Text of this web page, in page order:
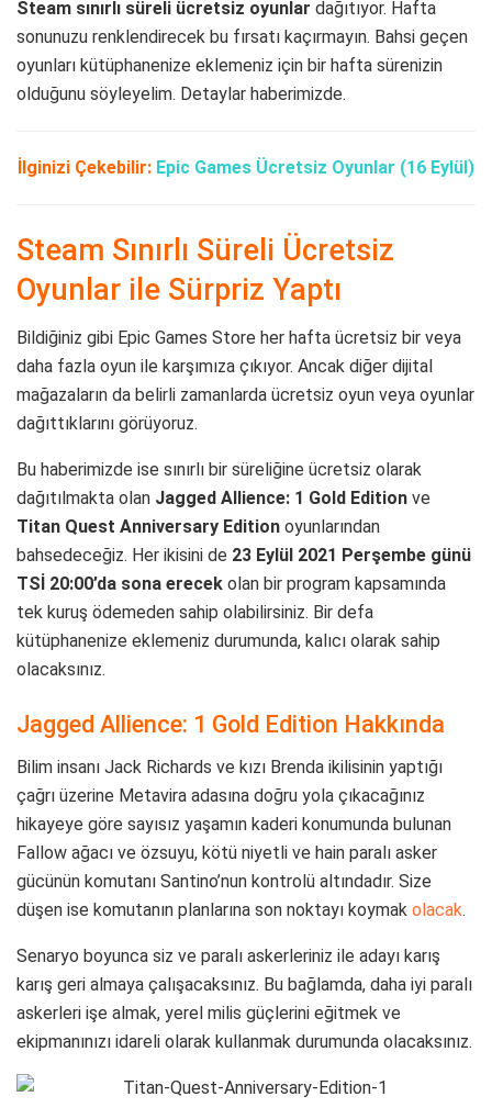
Steam sınırlı süreli ücretsiz oyunlar dağıtıyor. Hafta
sonunuzu renklendirecek bu fırsatı kaçırmayın. Bahsi geçen
oyunları kütüphanenize eklemeniz için bir hafta sürenizin
olduğunu söyleyelim. Detaylar haberimizde.
İlginizi Çekebilir: Epic Games Ücretsiz Oyunlar (16 Eylül)
Steam Sınırlı Süreli Ücretsiz
Oyunlar ile Sürpriz Yaptı
Bildiğiniz gibi Epic Games Store her hafta ücretsiz bir veya
daha fazla oyun ile karşımıza çıkıyor. Ancak diğer dijital
mağazaların da belirli zamanlarda ücretsiz oyun veya oyunlar
dağıttıklarını görüyoruz.
Bu haberimizde ise sınırlı bir süreliğine ücretsiz olarak
dağıtılmakta olan Jagged Allience: 1 Gold Edition ve
Titan Quest Anniversary Edition oyunlarından
bahsedeceğiz. Her ikisini de 23 Eylül 2021 Perşembe günü
TSİ 20:00’da sona erecek olan bir program kapsamında
tek kuruş ödemeden sahip olabilirsiniz. Bir defa
kütüphanenize eklemeniz durumunda, kalıcı olarak sahip
olacaksınız.
Jagged Allience: 1 Gold Edition Hakkında
Bilim insanı Jack Richards ve kızı Brenda ikilisinin yaptığı
çağrı üzerine Metavira adasına doğru yola çıkacağınız
hikayeye göre sayısız yaşamın kaderi konumunda bulunan
Fallow ağacı ve özsuyu, kötü niyetli ve hain paralı asker
gücünün komutanı Santino’nun kontrolü altındadır. Size
düşen ise komutanın planlarına son noktayı koymak olacak.
Senaryo boyunca siz ve paralı askerleriniz ile adayı karış
karış geri almaya çalışacaksınız. Bu bağlamda, daha iyi paralı
askerleri işe almak, yerel milis güçlerini eğitmek ve
ekipmanınızı idareli olarak kullanmak durumunda olacaksınız.